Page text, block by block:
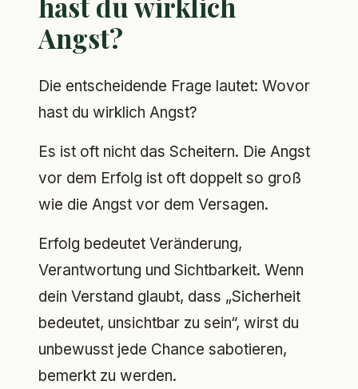
hast du wirklich
Angst?
Die entscheidende Frage lautet: Wovor
hast du wirklich Angst?
Es ist oft nicht das Scheitern. Die Angst
vor dem Erfolg ist oft doppelt so groß
wie die Angst vor dem Versagen.
Erfolg bedeutet Veränderung,
Verantwortung und Sichtbarkeit. Wenn
dein Verstand glaubt, dass „Sicherheit
bedeutet, unsichtbar zu sein“, wirst du
unbewusst jede Chance sabotieren,
bemerkt zu werden.